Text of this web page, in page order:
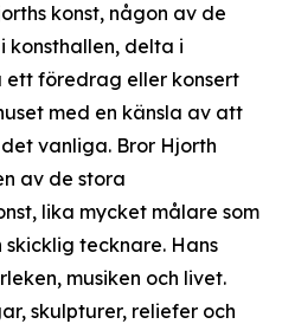
konst, någon av de
delta i
ett föredrag eller konsert
med en känsla av att
vanliga. Bror Hjorth
av de stora
lika mycket målare som
skicklig tecknare. Hans
musiken och livet.
skulpturer, reliefer och